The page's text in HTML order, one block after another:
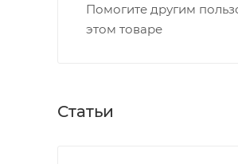
Помогите другим
этом товаре
Статьи